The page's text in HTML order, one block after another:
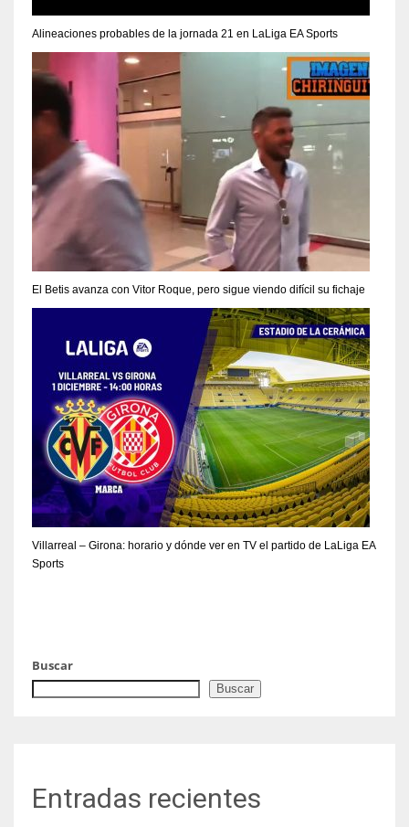
Alineaciones probables de la jornada 21 en LaLiga EA Sports
El Betis avanza con Vitor Roque, pero sigue viendo difícil su fichaje
Villarreal – Girona: horario y dónde ver en TV el partido de LaLiga EA
Sports
Buscar
Buscar
Entradas recientes